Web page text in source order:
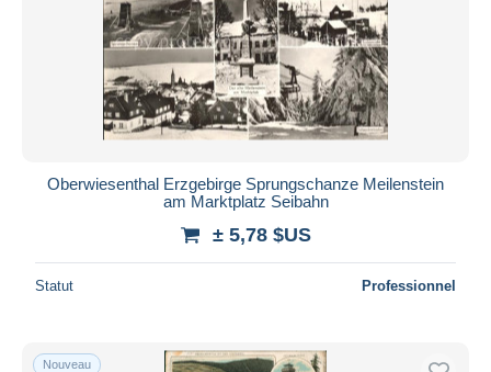
Oberwiesenthal Erzgebirge Sprungschanze Meilenstein
am Marktplatz Seibahn
± 5,78 $US
Statut Professionnel
Nouveau